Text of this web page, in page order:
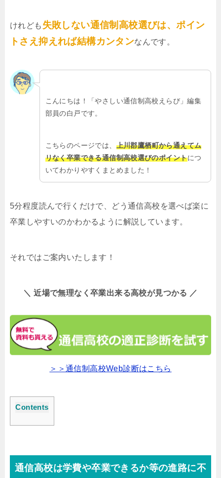
けれども 失敗しない通信制高校選びは、ポイン
トさえ抑えれば結構カンタンなんです。
こんにちは！「やさしい通信制高校えらび」編集
部員の白戸です。
こちらのページでは、 上川郡鷹栖町から通えてム
リなく卒業できる通信制高校選びのポイントにつ
いてわかりやすくまとめました！
5分程度読んで行くだけで、どう通信高校を選べば楽に
卒業しやすいのかわかるように解説しています。
それではご案内いたします！
＼ 近場で無理なく卒業出来る高校が見つかる ／
＞＞通信制高校Web診断はこちら
Contents
通信高校は学費や卒業できるか等の進路に不